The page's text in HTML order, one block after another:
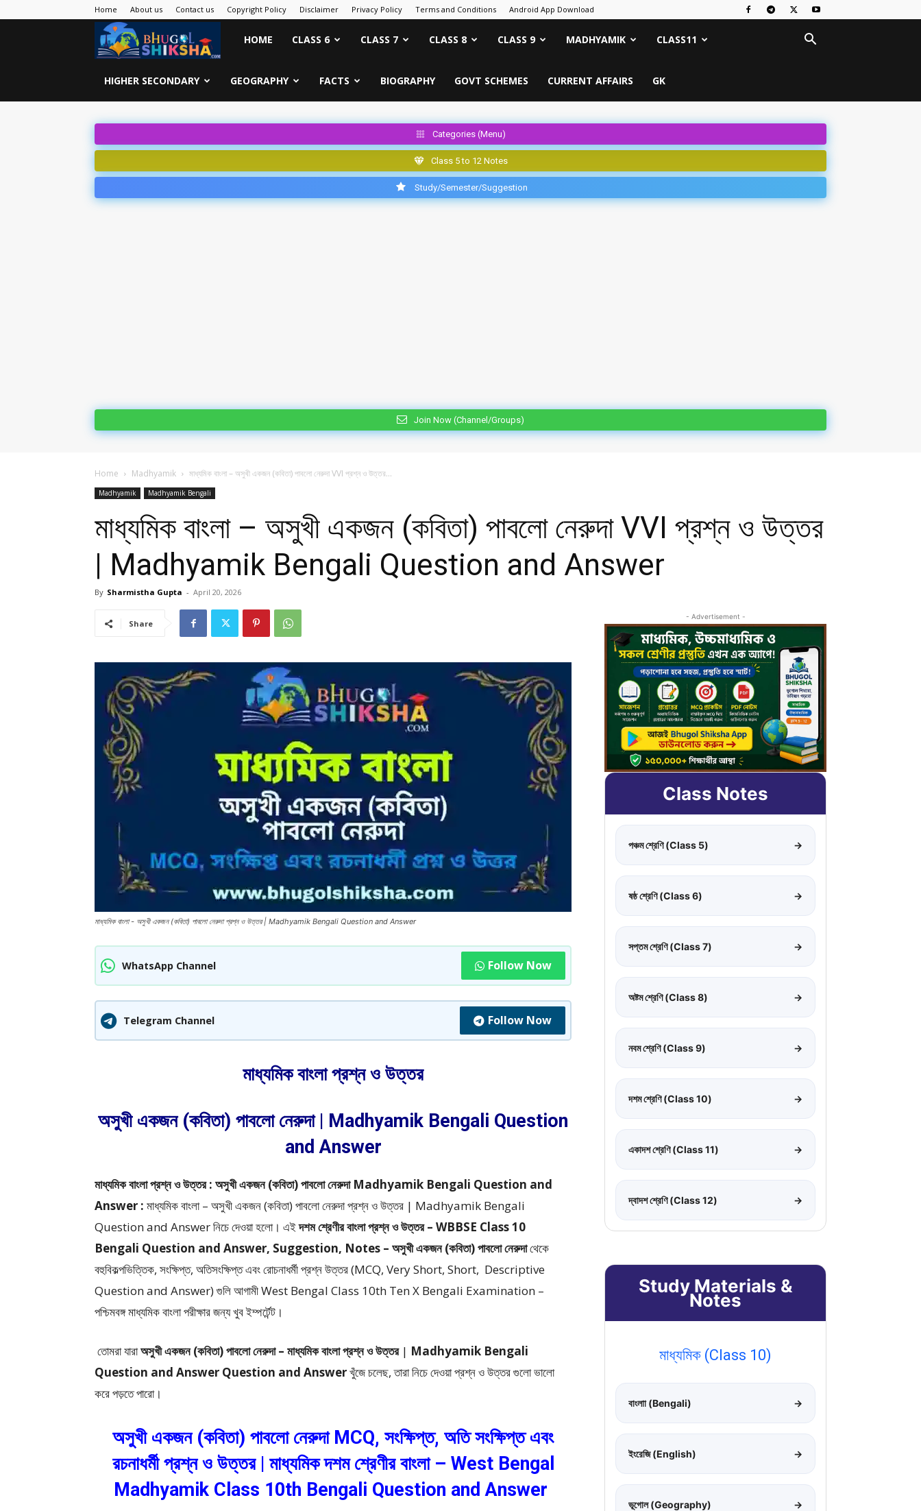
Home About us Contact us Copyright Policy Disclaimer Privacy Policy Terms and Conditions Android App Download
Bhugol
Shiksha
HOME CLASS 6 CLASS 7 CLASS 8 CLASS 9 MADHYAMIK CLASS11
HIGHER SECONDARY GEOGRAPHY FACTS BIOGRAPHY GOVT SCHEMES CURRENT AFFAIRS GK
Categories (Menu)
Class 5 to 12 Notes
Study/Semester/Suggestion
Join Now (Channel/Groups)
Home Madhyamik মাধ্যমিক বাংলা – অসুখী একজন (কবিতা) পাবলো নেরুদা VVI প্রশ্ন ও উত্তর...
Madhyamik Madhyamik Bengali
মাধ্যমিক বাংলা – অসুখী একজন (কবিতা) পাবলো নেরুদা VVI প্রশ্ন ও উত্তর
| Madhyamik Bengali Question and Answer
By Sharmistha Gupta - April 20, 2026
Share
মাধ্যমিক বাংলা - অসুখী একজন (কবিতা) পাবলো নেরুদা প্রশ্ন ও উত্তর | Madhyamik Bengali Question and Answer
WhatsApp Channel Follow Now
Telegram Channel Follow Now
মাধ্যমিক বাংলা প্রশ্ন ও উত্তর
অসুখী একজন (কবিতা) পাবলো নেরুদা | Madhyamik Bengali Question
and Answer
মাধ্যমিক বাংলা প্রশ্ন ও উত্তর : অসুখী একজন (কবিতা) পাবলো নেরুদা Madhyamik Bengali Question and
Answer : মাধ্যমিক বাংলা – অসুখী একজন (কবিতা) পাবলো নেরুদা প্রশ্ন ও উত্তর | Madhyamik Bengali
Question and Answerনিচে দেওয়া হলো। এইদশম শ্রেণীর বাংলা প্রশ্ন ও উত্তর – WBBSE Class 10
Bengali Question and Answer, Suggestion, Notes – অসুখী একজন (কবিতা) পাবলো নেরুদাথেকে
বহুবিকল্পভিত্তিক, সংক্ষিপ্ত, অতিসংক্ষিপ্ত এবং রোচনাধর্মী প্রশ্ন উত্তর (MCQ, Very Short, Short, Descriptive
Question and Answer)গুলি আগামী West Bengal Class 10th Ten X Bengali Examination –
পশ্চিমবঙ্গ মাধ্যমিক বাংলা পরীক্ষার জন্য খুব ইম্পর্টেন্ট।
তোমরা যারাঅসুখী একজন (কবিতা) পাবলো নেরুদা – মাধ্যমিক বাংলা প্রশ্ন ও উত্তর| Madhyamik Bengali
Question and Answer Question and Answerখুঁজে চলেছ, তারা নিচে দেওয়া প্রশ্ন ও উত্তর গুলো ভালো
করে পড়তে পারো।
অসুখী একজন (কবিতা) পাবলো নেরুদা MCQ, সংক্ষিপ্ত, অতি সংক্ষিপ্ত এবং
রচনাধর্মী প্রশ্ন ও উত্তর | মাধ্যমিক দশম শ্রেণীর বাংলা – West Bengal
Madhyamik Class 10th Bengali Question and Answer
- Advertisement -
Class Notes
পঞ্চম শ্রেণি (Class 5) →
ষষ্ঠ শ্রেণি (Class 6) →
সপ্তম শ্রেণি (Class 7) →
অষ্টম শ্রেণি (Class 8) →
নবম শ্রেণি (Class 9) →
দশম শ্রেণি (Class 10) →
একাদশ শ্রেণি (Class 11) →
দ্বাদশ শ্রেণি (Class 12) →
Study Materials &
Notes
মাধ্যমিক (Class 10)
বাংলাা (Bengali) →
ইংরেজি (English) →
ভূগোল (Geography) →